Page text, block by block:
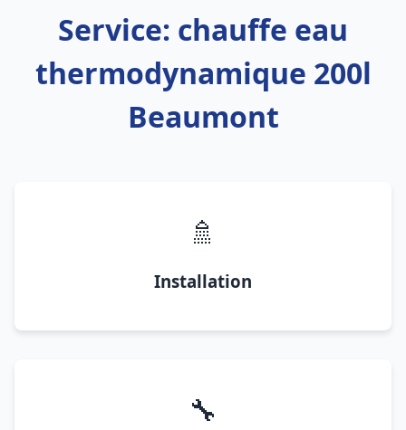
Service: chauffe eau
thermodynamique 200l
Beaumont
🚿
Installation
🔧